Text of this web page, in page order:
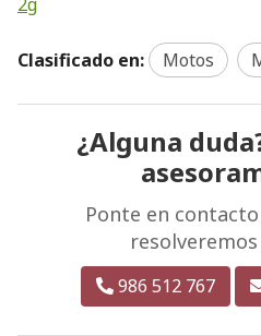
Clasificado en: Motos
¿Alguna
Ponte en
986 512 767